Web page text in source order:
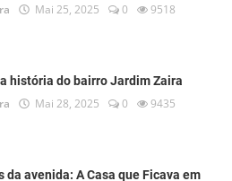
Mai 25, 2025 0 9518
história do bairro Jardim Zaira
Mai 28, 2025 0 9435
da avenida: A Casa que Ficava em